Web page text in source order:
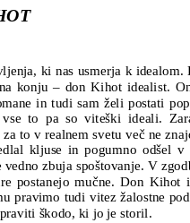
ki nas usmerja k
konju – don Kihot idealist.
in tudi sam želi postati
to pa so viteški ideali.
to v realnem svetu več ne
kljuse in pogumno odšel v
zbuja spoštovanje. V
postanejo mučne. Don
pravimo tudi vitez žalostne
škodo, ki jo je storil.